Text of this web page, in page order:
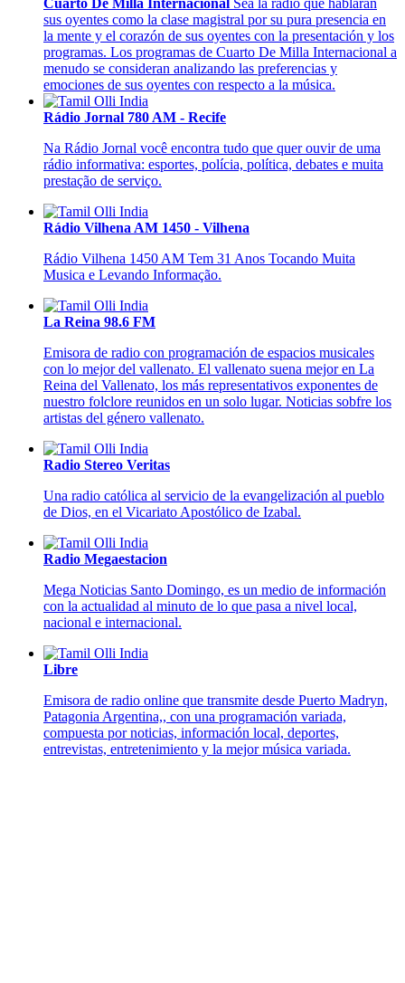
Cuarto De Milla Internacional Sea la radio que hablarán
sus oyentes como la clase magistral por su pura presencia en
la mente y el corazón de sus oyentes con la presentación y los
programas. Los programas de Cuarto De Milla Internacional a
menudo se consideran analizando las preferencias y
emociones de sus oyentes con respecto a la música.
Rádio Jornal 780 AM - Recife
Na Rádio Jornal você encontra tudo que quer ouvir de uma
rádio informativa: esportes, polícia, política, debates e muita
prestação de serviço.
Rádio Vilhena AM 1450 - Vilhena
Rádio Vilhena 1450 AM Tem 31 Anos Tocando Muita
Musica e Levando Informação.
La Reina 98.6 FM
Emisora de radio con programación de espacios musicales
con lo mejor del vallenato. El vallenato suena mejor en La
Reina del Vallenato, los más representativos exponentes de
nuestro folclore reunidos en un solo lugar. Noticias sobfre los
artistas del género vallenato.
Radio Stereo Veritas
Una radio católica al servicio de la evangelización al pueblo
de Dios, en el Vicariato Apostólico de Izabal.
Radio Megaestacion
Mega Noticias Santo Domingo, es un medio de información
con la actualidad al minuto de lo que pasa a nivel local,
nacional e internacional.
Libre
Emisora de radio online que transmite desde Puerto Madryn,
Patagonia Argentina,, con una programación variada,
compuesta por noticias, información local, deportes,
entrevistas, entretenimiento y la mejor música variada.